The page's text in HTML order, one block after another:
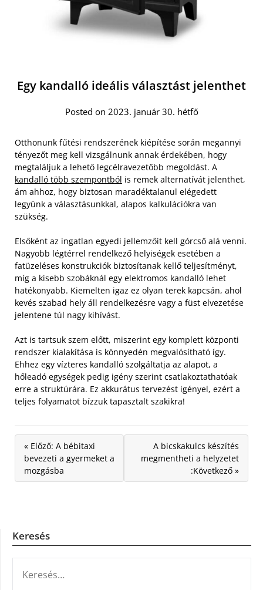
Egy kandalló ideális választást jelenthet
Posted on 2023. január 30. hétfő
Otthonunk fűtési rendszerének kiépítése során megannyi
tényezőt meg kell vizsgálnunk annak érdekében, hogy
megtaláljuk a lehető legcélravezetőbb megoldást. A
kandalló több szempontból is remek alternatívát jelenthet,
ám ahhoz, hogy biztosan maradéktalanul elégedett
legyünk a választásunkkal, alapos kalkulációkra van
szükség.
Elsőként az ingatlan egyedi jellemzőit kell górcső alá venni.
Nagyobb légtérrel rendelkező helyiségek esetében a
fatüzeléses konstrukciók biztosítanak kellő teljesítményt,
míg a kisebb szobáknál egy elektromos kandalló lehet
hatékonyabb. Kiemelten igaz ez olyan terek kapcsán, ahol
kevés szabad hely áll rendelkezésre vagy a füst elvezetése
jelentene túl nagy kihívást.
Azt is tartsuk szem előtt, miszerint egy komplett központi
rendszer kialakítása is könnyedén megvalósítható így.
Ehhez egy vízteres kandalló szolgáltatja az alapot, a
hőleadó egységek pedig igény szerint csatlakoztathatóak
erre a struktúrára. Ez akkurátus tervezést igényel, ezért a
teljes folyamatot bízzuk tapasztalt szakikra!
« Előző: A bébitaxi
bevezeti a gyermeket a
mozgásba
A bicskakulcs készítés
megmentheti a helyzetet
:Következő »
Keresés